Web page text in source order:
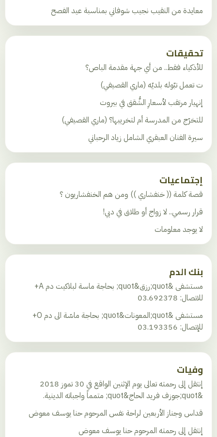
معايدة من النقيب نجيب شوفاني بمناسبة عيد الفصح
تحقيقات
للأذكياء فقط.. من أي جهة مقدمة الباص؟
ت تعمل تبّوله بلديّه (ماري القصيفي)
إنهيار مرتقب لأسعارِ الشُّقق في بيروت
للتخرّج من المدرسة أم لتخريبها؟ (ماري القصيفي)
سيرة الفنان العبقري الشامل زياد الرحباني
إجتماعيات
قصة كلمة (( خنفشاري )) ومن هم الخنفشاريون ؟
قرار رسمي.. لا زواج أو طلاق في دبي!
لا يوجد معلومات
بنك الدم
مستشفى &quot;رزق&quot; بحاجة ماسة لبلاكيت دم A+
للاتصال: 03.692378
مستشفى &quot;المعونات&quot; بحاجة ماسّة الى دم O+
للإتصال: 03.193356
وفيات
إنتقل إلى رحمته تعالى يوم الإثنين الواقع في 30 تموز 2018
&quot;جوزف فريد الحاج&quot; متمماً واجباته الدينية.
قداس وجناز الأربعين لراحة نفس المرحوم حنا يوسف معوض
إنتقل إلى رحمته المرحوم حنا يوسف معوض